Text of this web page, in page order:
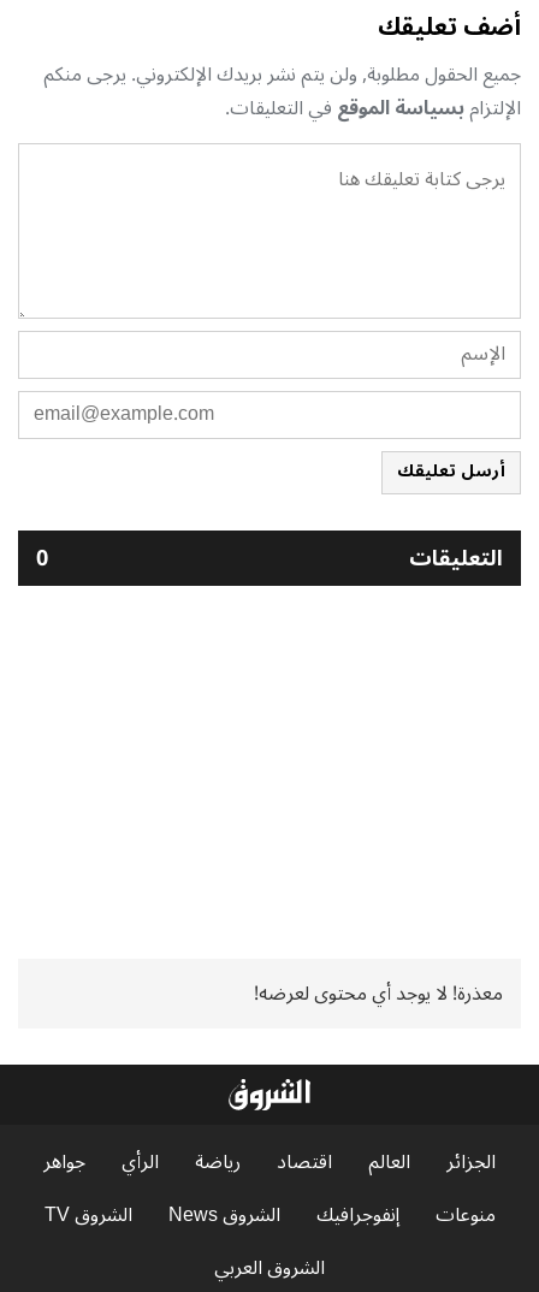
أضف تعليقك
جميع الحقول مطلوبة, ولن يتم نشر بريدك الإلكتروني. يرجى منكم
الإلتزامبسياسة الموقعفي التعليقات.
أرسل تعليقك
التعليقات 0
معذرة! لا يوجد أي محتوى لعرضه!
الجزائر العالم اقتصاد رياضة الرأي
جواهر
منوعات
إنفوجرافيك الشروق News
الشروق TV
الشروق العربي